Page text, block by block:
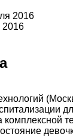
2016
2016
комплексной